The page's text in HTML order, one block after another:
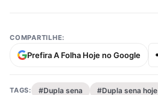
COMPARTILHE:
Prefira A Folha Hoje no Google
TAGS: #Dupla sena #Dupla sena hoje